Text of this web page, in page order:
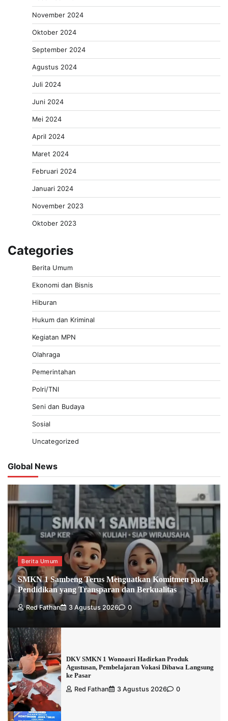
November 2024
Oktober 2024
September 2024
Agustus 2024
Juli 2024
Juni 2024
Mei 2024
April 2024
Maret 2024
Februari 2024
Januari 2024
November 2023
Oktober 2023
Categories
Berita Umum
Ekonomi dan Bisnis
Hiburan
Hukum dan Kriminal
Kegiatan MPN
Olahraga
Pemerintahan
Polri/TNI
Seni dan Budaya
Sosial
Uncategorized
Global News
Berita Umum
SMKN 1 Sambeng Terus Menguatkan Komitmen pada
Pendidikan yang Transparan dan Berkualitas
Red Fathan 3 Agustus 2026 0
DKV SMKN 1 Wonoasri Hadirkan Produk
Agustusan, Pembelajaran Vokasi Dibawa Langsung
ke Pasar
Red Fathan
3 Agustus 2026 0